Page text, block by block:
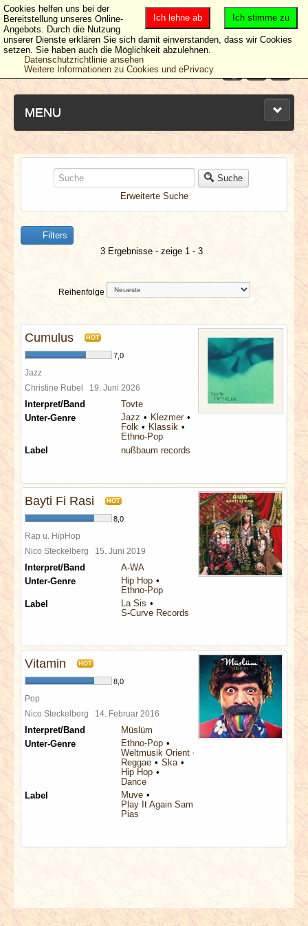
MENU
NEUESTE ARTIKEL
NEWS & DATES
BERICHTE
VERLOSUNGEN
SPECIALS
REDAKTION
LINKS
Suche
Erweiterte Suche
Filters
3 Ergebnisse - zeige 1 - 3
Reihenfolge
Cumulus HOT
7,0
Jazz
Christine Rubel 19. Juni 2026
Interpret/Band
Tovte
Unter-Genre
Jazz
Klezmer
Folk
Klassik
Ethno-Pop
Label
nußbaum records
Bayti Fi Rasi HOT
8,0
Rap u. HipHop
Nico Steckelberg 15. Juni 2019
Interpret/Band
A-WA
Unter-Genre
Hip Hop
Ethno-Pop
Label
La Sis
S-Curve Records
Vitamin HOT
8,0
Pop
Nico Steckelberg 14. Februar 2016
Interpret/Band
Müslüm
Unter-Genre
Ethno-Pop
Weltmusik Orient
Reggae
Ska
Hip Hop
Dance
Label
Muve
Play It Again Sam
Pias
Ich stimme zu
Ich lehne ab
Cookies helfen uns bei der
Bereitstellung unseres Online-
Angebots. Durch die Nutzung
unserer Dienste erklären Sie sich damit einverstanden, dass wir Cookies
setzen. Sie haben auch die Möglichkeit abzulehnen.
Datenschutzrichtlinie ansehen
Weitere Informationen zu Cookies und ePrivacy